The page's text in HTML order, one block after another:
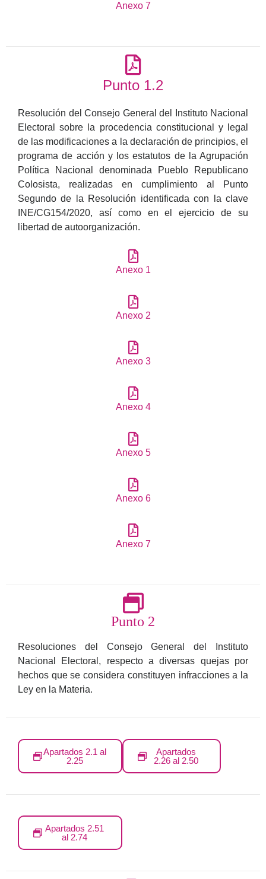
Anexo 7
Punto 1.2
Resolución del Consejo General del Instituto Nacional
Electoral sobre la procedencia constitucional y legal
de las modificaciones a la declaración de principios, el
programa de acción y los estatutos de la Agrupación
Política Nacional denominada Pueblo Republicano
Colosista, realizadas en cumplimiento al Punto
Segundo de la Resolución identificada con la clave
INE/CG154/2020, así como en el ejercicio de su
libertad de autoorganización.
Anexo 1
Anexo 2
Anexo 3
Anexo 4
Anexo 5
Anexo 6
Anexo 7
Punto 2
Resoluciones del Consejo General del Instituto
Nacional Electoral, respecto a diversas quejas por
hechos que se considera constituyen infracciones a la
Ley en la Materia.
Apartados 2.1 al
2.25
Apartados
2.26 al 2.50
Apartados 2.51
al 2.74